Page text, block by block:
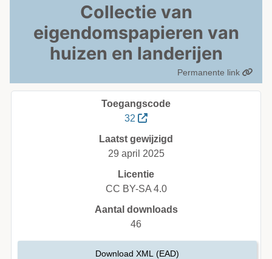
Collectie van
eigendomspapieren van
huizen en landerijen
Permanente link
Toegangscode
32
Laatst gewijzigd
29 april 2025
Licentie
CC BY-SA 4.0
Aantal downloads
46
Download XML (EAD)